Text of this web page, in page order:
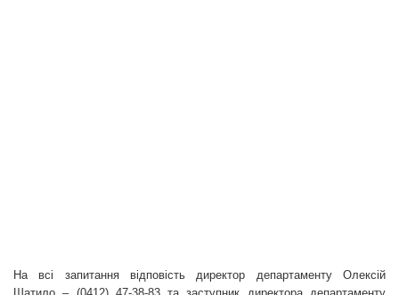
На всі запитання відповість директор департаменту Олексій